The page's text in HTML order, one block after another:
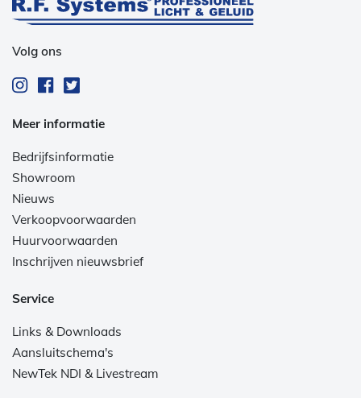
Volg ons
Meer informatie
Bedrijfsinformatie
Showroom
Nieuws
Verkoopvoorwaarden
Huurvoorwaarden
Inschrijven nieuwsbrief
Service
Links & Downloads
Aansluitschema's
NewTek NDI & Livestream